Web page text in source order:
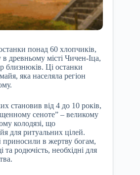
понад 60 хлопчиків,
древньому місті Чичен-Іца,
близнюків. Ці останки
яка населяла регіон
становив від 4 до 10 років,
сеноте” – великому
колодязі, що
для ритуальних цілей.
приносили в жертву богам,
родючість, необхідні для